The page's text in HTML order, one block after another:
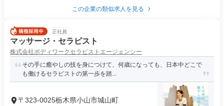
この企業の類似求人を見る
正社員
マッサージ・セラピスト
株式会社ボディワークセラピストエージェンシー
その手に癒やしの技を身につけて、何歳になっても、日本中どこで
も働けるセラピストの第一歩を踏...
〒323-0025栃木県小山市城山町